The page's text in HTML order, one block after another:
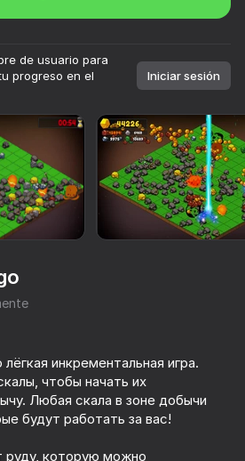
admite orientación paisaje
JUGAR
66
de usuario para
progreso en el
Iniciar sesión
инкрементальная игра.
чтобы начать их
Любая скала в зоне добычи
будут работать за вас!
которую можно